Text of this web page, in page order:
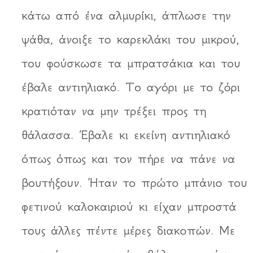
κάτω από ένα αλμυρίκι, άπλωσε την
ψάθα, άνοιξε το καρεκλάκι του μικρού,
του φούσκωσε τα μπρατσάκια και του
έβαλε αντιηλιακό. Το αγόρι με το ζόρι
κρατιόταν να μην τρέξει προς τη
θάλασσα. Έβαλε κι εκείνη αντιηλιακό
όπως όπως και τον πήρε να πάνε να
βουτήξουν. Ήταν το πρώτο μπάνιο του
φετινού καλοκαιριού κι είχαν μπροστά
τους άλλες πέντε μέρες διακοπών. Με